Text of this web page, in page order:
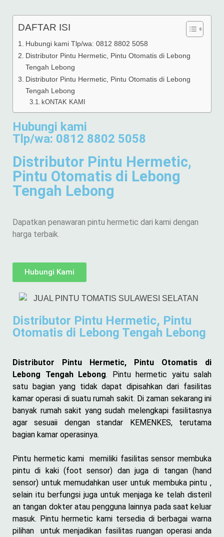
DAFTAR ISI
Hubungi kami Tlp/wa: 0812 8802 5058
Distributor Pintu Hermetic, Pintu Otomatis di Lebong
Tengah Lebong
Distributor Pintu Hermetic, Pintu Otomatis di Lebong
Tengah Lebong
kONTAK KAMI
Hubungi kami
Tlp/wa: 0812 8802 5058
Distributor Pintu Hermetic,
Pintu Otomatis di Lebong
Tengah Lebong
Dapatkan penawaran pintu hermetic dari kami dengan
harga terbaik.
Hubungi Kami
Distributor Pintu Hermetic, Pintu
Otomatis di Lebong Tengah Lebong
Distributor Pintu Hermetic, Pintu Otomatis di
Lebong Tengah Lebong. Pintu hermetic yaitu salah
satu bagian yang tidak dapat dipisahkan dari fasilitas
kamar operasi di suatu rumah sakit. Di zaman sekarang ini
banyak rumah sakit yang sudah melengkapi fasilitasnya
agar sesuaii dengan standar KEMENKES, terutama
bagian kamar operasinya.
Pintu hermetic kami memiliki fasilitas sensor membuka
pintu di kaki (foot sensor) dan juga di tangan (hand
sensor) untuk memudahkan user untuk membuka pintu ,
selain itu berfungsi juga untuk menjaga ke telah disteril
an tangan dokter atau pengguna lainnya pada saat keluar
masuk. Pintu hermetic kami tersedia di berbagai warna
pilihan untuk menjadikan fasilitas ruangan operasi anda